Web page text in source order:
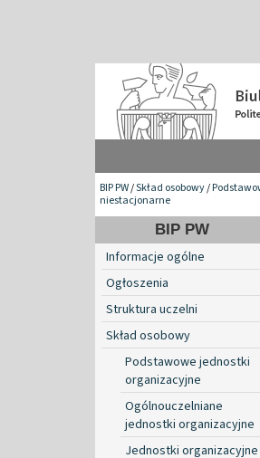
BIP PW/Skład osobowy/
niestacjonarne
BIP PW
Informacje ogólne
Ogłoszenia
Struktura uczelni
Skład osobowy
Podstawowe jednostki
organizacyjne
Ogólnouczelniane
jednostki organizacyjne
Jednostki organizacyjne